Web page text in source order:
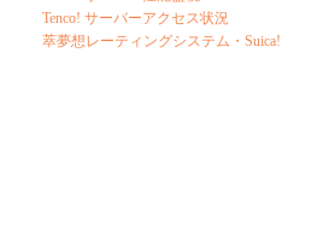
Tenco! サーバーアクセス状況
萃夢想レーティングシステム・Suica!